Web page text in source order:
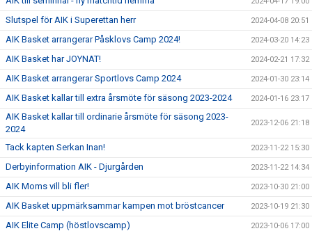
Slutspel för AIK i Superettan herr 2024-04-08 20:51
AIK Basket arrangerar Påsklovs Camp 2024! 2024-03-20 14:23
AIK Basket har JOYNAT! 2024-02-21 17:32
AIK Basket arrangerar Sportlovs Camp 2024 2024-01-30 23:14
AIK Basket kallar till extra årsmöte för säsong 2023-2024 2024-01-16 23:17
AIK Basket kallar till ordinarie årsmöte för säsong 2023-
2024
2023-12-06 21:18
Tack kapten Serkan Inan! 2023-11-22 15:30
Derbyinformation AIK - Djurgården 2023-11-22 14:34
AIK Moms vill bli fler! 2023-10-30 21:00
AIK Basket uppmärksammar kampen mot bröstcancer 2023-10-19 21:30
AIK Elite Camp (höstlovscamp) 2023-10-06 17:00